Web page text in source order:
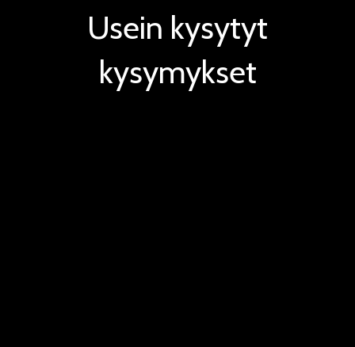
Usein kysytyt
kysymykset